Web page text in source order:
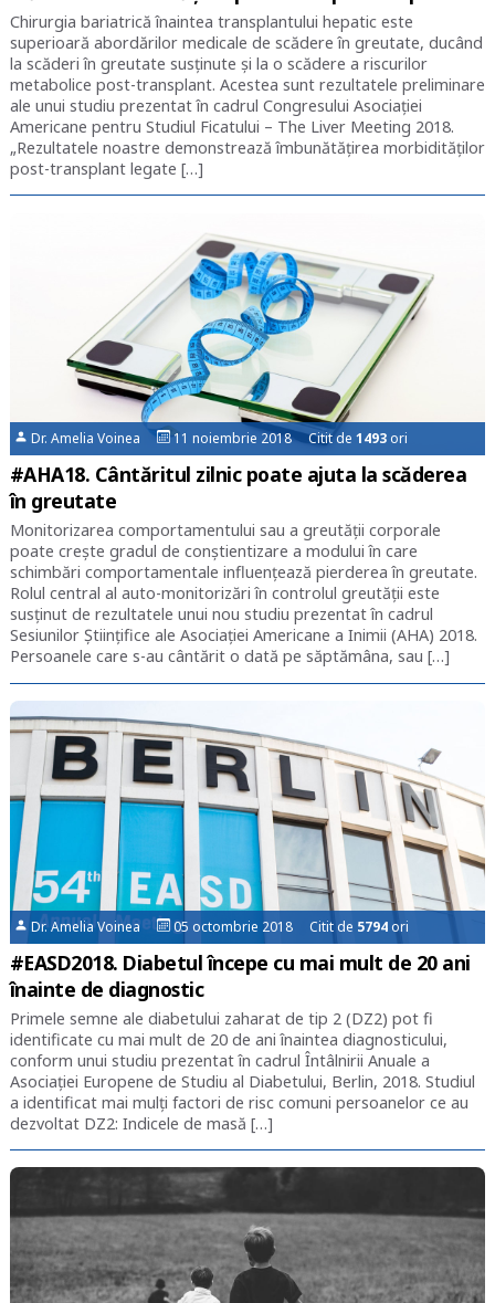
Chirurgia bariatrică înaintea transplantului hepatic este
superioară abordărilor medicale de scădere în greutate, ducând
la scăderi în greutate susținute și la o scădere a riscurilor
metabolice post-transplant. Acestea sunt rezultatele preliminare
ale unui studiu prezentat în cadrul Congresului Asociației
Americane pentru Studiul Ficatului – The Liver Meeting 2018.
„Rezultatele noastre demonstrează îmbunătățirea morbidităților
post-transplant legate […]
Dr. Amelia Voinea 11 noiembrie 2018 Citit de1493 ori
#AHA18. Cântăritul zilnic poate ajuta la scăderea
în greutate
Monitorizarea comportamentului sau a greutății corporale
poate crește gradul de conștientizare a modului în care
schimbări comportamentale influențează pierderea în greutate.
Rolul central al auto-monitorizări în controlul greutății este
susținut de rezultatele unui nou studiu prezentat în cadrul
Sesiunilor Științifice ale Asociației Americane a Inimii (AHA) 2018.
Persoanele care s-au cântărit o dată pe săptămâna, sau […]
Dr. Amelia Voinea 05 octombrie 2018 Citit de 5794ori
#EASD2018. Diabetul începe cu mai mult de 20 ani
înainte de diagnostic
Primele semne ale diabetului zaharat de tip 2 (DZ2) pot fi
identificate cu mai mult de 20 de ani înaintea diagnosticului,
conform unui studiu prezentat în cadrul Întâlnirii Anuale a
Asociației Europene de Studiu al Diabetului, Berlin, 2018. Studiul
a identificat mai mulți factori de risc comuni persoanelor ce au
dezvoltat DZ2: Indicele de masă […]